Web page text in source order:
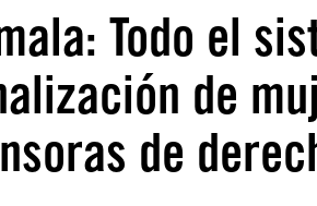
Todo el
de
de